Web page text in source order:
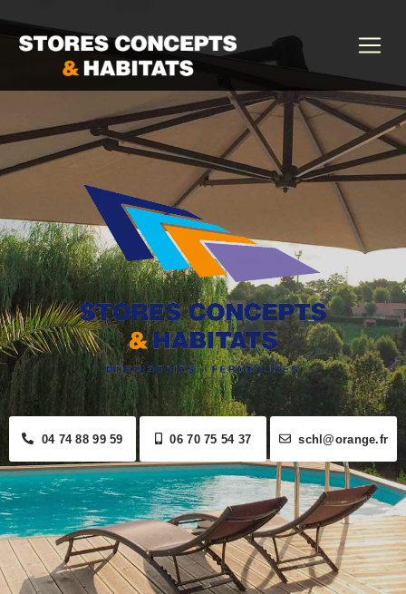
04 74 88 99 59 06 70 75 54 37 schl@orange.fr